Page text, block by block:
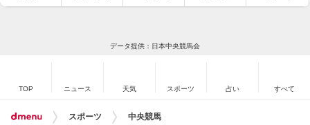
データ提供：日本中央競馬会
TOP ニュース 天気 スポーツ 占い すべて
スポーツ 中央競馬